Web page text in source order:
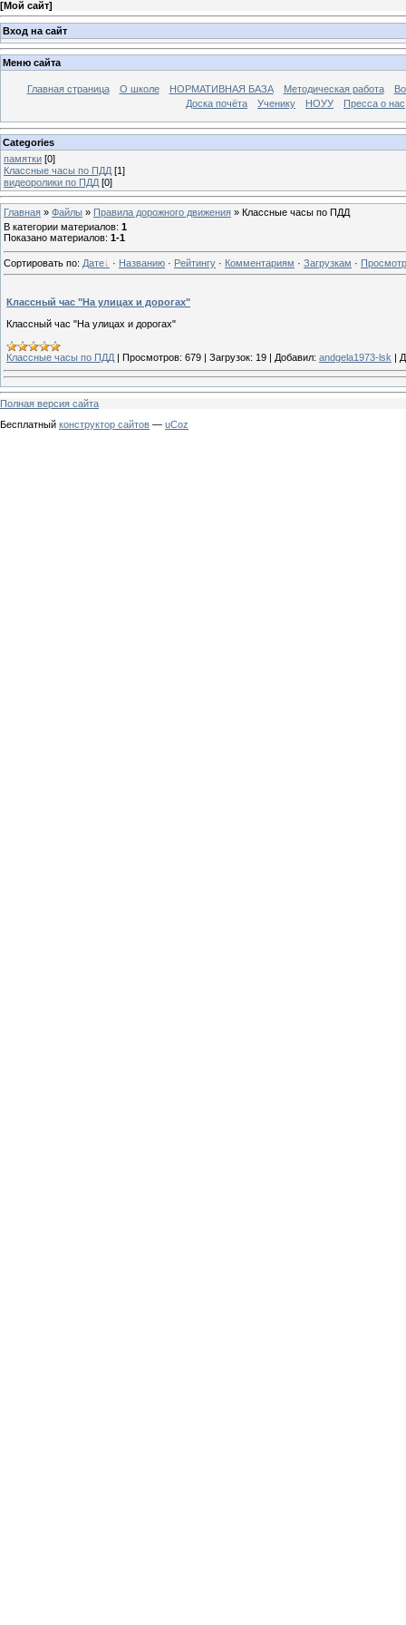
[Мой сайт]
Вход на сайт
Меню сайта
Главная страница О школе НОРМАТИВНАЯ БАЗА Методическая работа
Доска почёта
Ученику НОУУ Пресса о нас
Categories
памятки [0]
Классные часы по ПДД [1]
видеоролики по ПДД [0]
Главная » Файлы » Правила дорожного движения » Классные часы по ПДД
В категории материалов: 1
Показано материалов: 1-1
Сортировать по: Дате · Названию · Рейтингу · Комментариям · Загрузкам ·
Классный час "На улицах и дорогах"
Классный час "На улицах и дорогах"
Классные часы по ПДД | Просмотров: 679 | Загрузок: 19 | Добавил: andgela1973-lsk |
Полная версия сайта
Бесплатный конструктор сайтов — uCoz